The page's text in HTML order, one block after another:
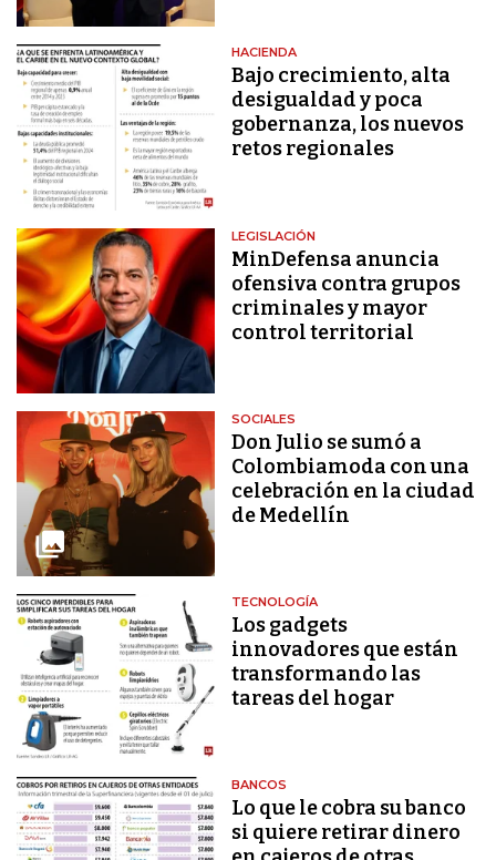
HACIENDA
Bajo crecimiento, alta
desigualdad y poca
gobernanza, los nuevos
retos regionales
LEGISLACIÓN
MinDefensa anuncia
ofensiva contra grupos
criminales y mayor
control territorial
SOCIALES
Don Julio se sumó a
Colombiamoda con una
celebración en la ciudad
de Medellín
TECNOLOGÍA
Los gadgets
innovadores que están
transformando las
tareas del hogar
BANCOS
Lo que le cobra su banco
si quiere retirar dinero